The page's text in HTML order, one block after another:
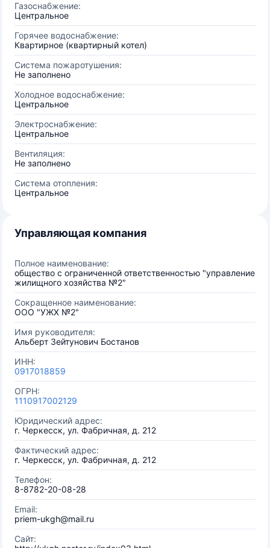
Газоснабжение:
Центральное
Горячее водоснабжение:
Квартирное (квартирный котел)
Система пожаротушения:
Не заполнено
Холодное водоснабжение:
Центральное
Электроснабжение:
Центральное
Вентиляция:
Не заполнено
Система отопления:
Центральное
Управляющая компания
Полное наименование:
общество с ограниченной ответственностью "управление
жилищного хозяйства №2"
Сокращенное наименование:
ООО "УЖХ №2"
Имя руководителя:
Альберт Зейтунович Бостанов
ИНН:
0917018859
ОГРН:
1110917002129
Юридический адрес:
г. Черкесск, ул. Фабричная, д. 212
Фактический адрес:
г. Черкесск, ул. Фабричная, д. 212
Телефон:
8-8782-20-08-28
Email:
priem-ukgh@mail.ru
Сайт: